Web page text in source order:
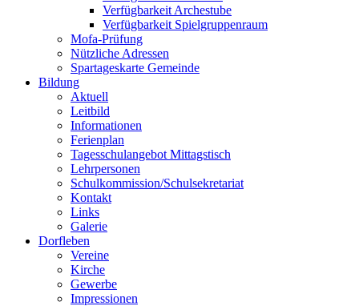
Verfügbarkeit Archestube
Verfügbarkeit Spielgruppenraum
Mofa-Prüfung
Nützliche Adressen
Spartageskarte Gemeinde
Bildung
Aktuell
Leitbild
Informationen
Ferienplan
Tagesschulangebot Mittagstisch
Lehrpersonen
Schulkommission/Schulsekretariat
Kontakt
Links
Galerie
Dorfleben
Vereine
Kirche
Gewerbe
Impressionen